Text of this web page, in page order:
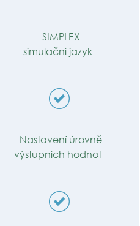
SIMPLEX
simulační jazyk
Nastavení úrovně
výstupních hodnot